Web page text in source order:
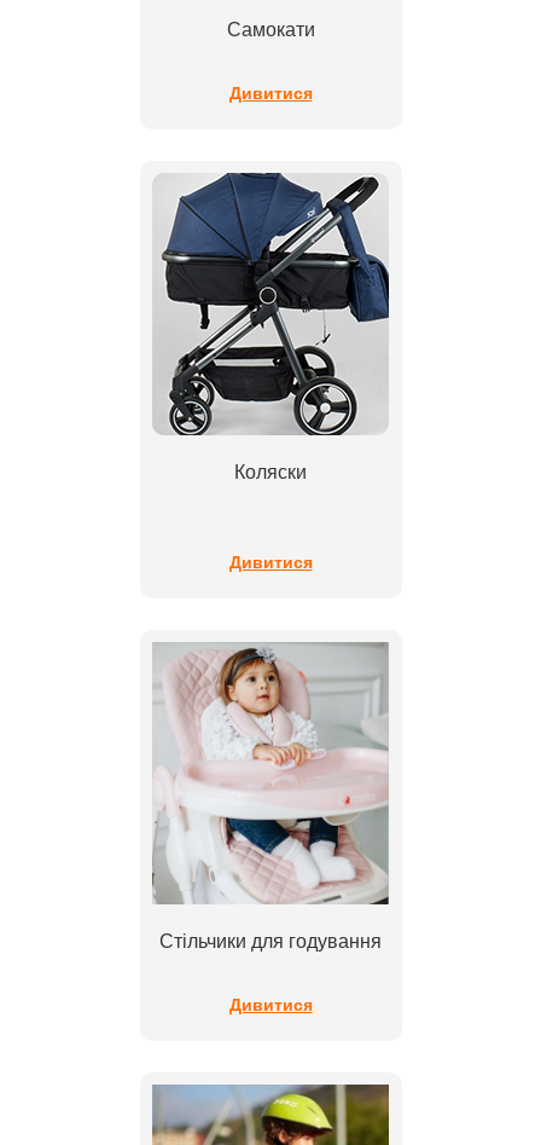
Самокати
Дивитися
Коляски
Дивитися
Стільчики для годування
Дивитися